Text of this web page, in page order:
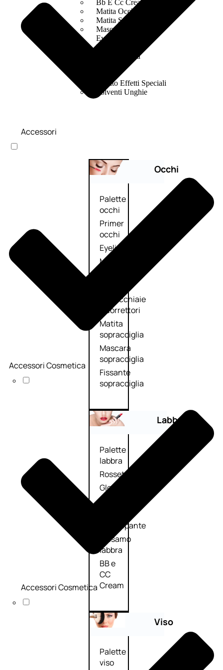
Bb E Cc Cream
Matita Occhi
Matita Sopracciglia
Mascara
Eyeliner
Rossetto
Matita Labbra
Smalto Effetti Speciali
Solventi Unghie
Occhi
Palette
occhi
Primer
occhi
Eyeliner
Mascara
Antiocchiaie
e correttori
Matita
sopracciglia
Mascara
sopracciglia
Fissante
sopracciglia
Labbra
Palette
labbra
Rossetto
Gloss
Matita
Rimpolpante
Balsamo
labbra
BB e
CC
Cream
Viso
Palette
viso
Accessori
Accessori Cosmetica
Accessori Cosmetica